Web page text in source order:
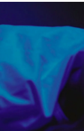
del caso,
guardia'
Abruñedo
fue el